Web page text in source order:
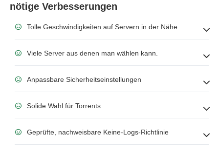
nötige Verbesserungen
Tolle Geschwindigkeiten auf Servern in der Nähe
Viele Server aus denen man wählen kann.
Anpassbare Sicherheitseinstellungen
Solide Wahl für Torrents
Geprüfte, nachweisbare Keine-Logs-Richtlinie